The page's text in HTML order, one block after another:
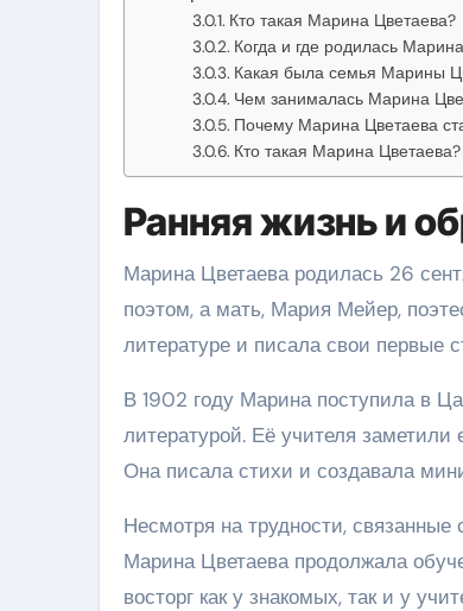
Кто такая Марина Цветаева?
Когда и где родилась
Какая была семья Марины
Чем занималась Марина
Почему Марина Цветаева
Кто такая Марина Цветаева?
Ранняя жизнь и
Марина Цветаева родилась 26
поэтом, а мать, Мария Мейер,
литературе и писала свои первые
В 1902 году Марина поступила в
литературой. Её учителя заметили
Она писала стихи и создавала
Несмотря на трудности,
Марина Цветаева продолжала
восторг как у знакомых, так и у